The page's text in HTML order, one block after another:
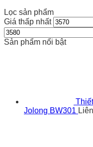
Lọc sản phẩm
Giá thấp nhất
Sản phẩm nổi bật
Jolong BW301